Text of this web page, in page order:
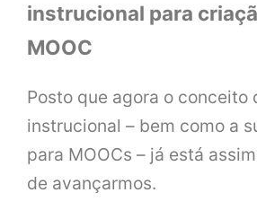
instrucional para
MOOC
Posto que agora o conceito
instrucional – bem como a
para MOOCs – já está
de avançarmos.